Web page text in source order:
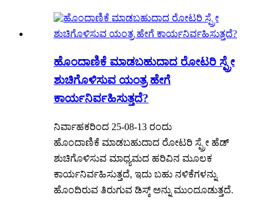
ಹೊಂದಾಣಿಕೆ ಮಾಡಬಹುದಾದ ರೋಟರಿ ಸ್ಪ್ರೇ
ಶುಚಿಗೊಳಿಸುವ ಯಂತ್ರ ಹೇಗೆ
ಕಾರ್ಯನಿರ್ವಹಿಸುತ್ತದೆ?
ನಿರ್ವಾಹಕರಿಂದ 25-08-13 ರಂದು
ಹೊಂದಾಣಿಕೆ ಮಾಡಬಹುದಾದ ರೋಟರಿ ಸ್ಪ್ರೇ ಹೆಡ್
ಶುಚಿಗೊಳಿಸುವ ಮಾಧ್ಯಮದ ಹರಿವಿನ ಮೂಲಕ
ಕಾರ್ಯನಿರ್ವಹಿಸುತ್ತದೆ, ಇದು ಬಹು ನಳಿಕೆಗಳನ್ನು
ಹೊಂದಿರುವ ತಿರುಗುವ ಡಿಸ್ಕ್ ಅನ್ನು ಮುಂದೂಡುತ್ತದೆ.